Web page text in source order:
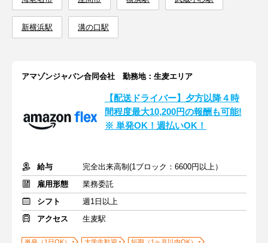
新横浜駅 溝の口駅
アマゾンジャパン合同会社 勤務地：生麦エリア
【配送ドライバー】夕方以降４時
間程度最大10,200円の報酬も可能!
※ 単発OK！週払いOK！
給与
完全出来高制(1ブロック：6600円以上）
雇用形態
業務委託
シフト
週1日以上
アクセス
生麦駅